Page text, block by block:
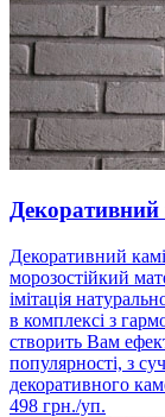
Декоративний
Декоративний
морозостійкий
імітація
в комплексі з
створить Вам
популярності, з
декоративного
498 грн./уп.